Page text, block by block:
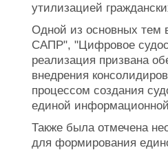
утилизацией
Одной из основных тем
САПР", "Цифровое
реализация призвана
внедрения
процессом создания
единой
Также была отмечена
для формирования